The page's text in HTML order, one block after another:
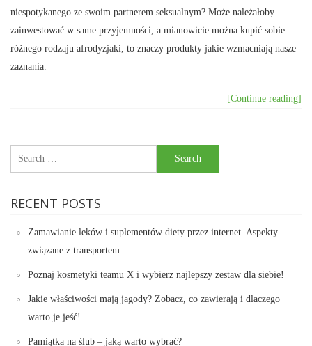
niespotykanego ze swoim partnerem seksualnym? Może należałoby
zainwestować w same przyjemności, a mianowicie można kupić sobie
różnego rodzaju afrodyzjaki, to znaczy produkty jakie wzmacniają nasze
zaznania.
[Continue reading]
Search
for:
RECENT POSTS
Zamawianie leków i suplementów diety przez internet. Aspekty
związane z transportem
Poznaj kosmetyki teamu X i wybierz najlepszy zestaw dla siebie!
Jakie właściwości mają jagody? Zobacz, co zawierają i dlaczego
warto je jeść!
Pamiątka na ślub – jaką warto wybrać?